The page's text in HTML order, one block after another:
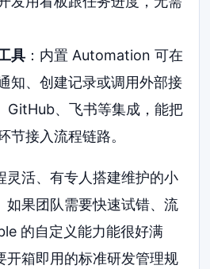
具：内置 Automation 可在
知、创建记录或调用外部接
GitHub、飞书等集成，能把
节接入流程链路。
灵活、有专人搭建维护的小
如果团队需要快速试错、流
的自定义能力能很好满
开箱即用的标准研发管理规